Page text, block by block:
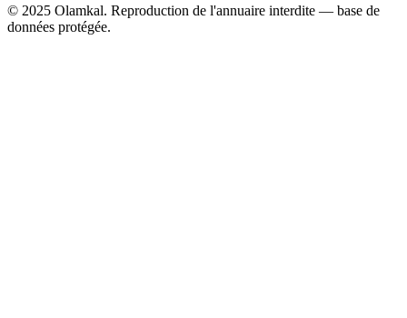
© 2025 Olamkal. Reproduction de l'annuaire interdite — base de
données protégée.